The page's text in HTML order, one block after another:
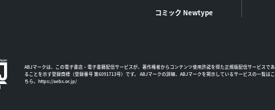
コミック Newtype
ABJマークは、この電子書店・電子書籍配信サービスが、著作権者からコンテンツ使用許諾を得た正規版配信サービスであ
ることを示す登録商標（登録番号 第6091713号）です。 ABJマークの詳細、ABJマークを掲示しているサービスの一覧はこ
ちら。 https://aebs.or.jp/